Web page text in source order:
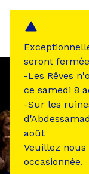
seront
-Les Rêves
ce samedi 8
-Sur les
août
Veuillez
occasionnée.
Panneau de